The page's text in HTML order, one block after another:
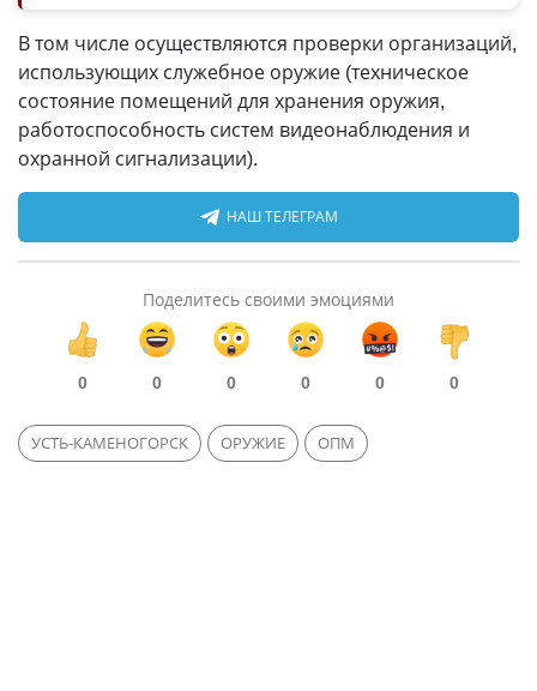
В том числе осуществляются проверки организаций,
использующих служебное оружие (техническое
состояние помещений для хранения оружия,
работоспособность систем видеонаблюдения и
охранной сигнализации).
НАШ ТЕЛЕГРАМ
Поделитесь своими эмоциями
0 0 0 0 0 0
УСТЬ-КАМЕНОГОРСК ОРУЖИЕ ОПМ